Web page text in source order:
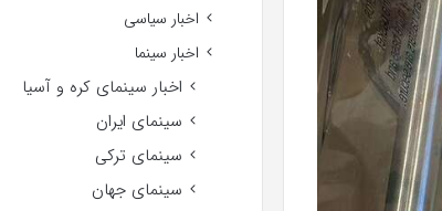
اخبار سیاسی
اخبار سینما
اخبار سینمای کره و آسیا
سینمای ایران
سینمای ترکی
سینمای جهان